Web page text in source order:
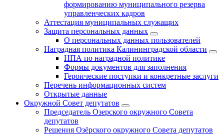
формированию муниципального резерва
управленческих кадров
Аттестация муниципальных служащих
Защита персональных данных
О персональных данных пользователей
Наградная политика Калининградской области
НПА по наградной политике
Формы документов для заполнения
Героические поступки и конкретные заслуги
Перечень информационных систем
Открытые данные
Окружной Совет депутатов
Председатель Озерского окружного Совета
депутатов
Решения Озёрского окружного Совета депутатов